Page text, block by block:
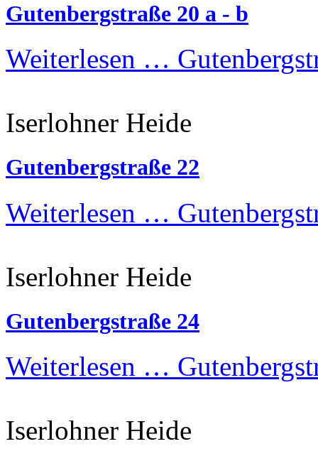
Gutenbergstraße 20 a - b
Weiterlesen …
Iserlohner Heide
Gutenbergstraße 22
Weiterlesen …
Iserlohner Heide
Gutenbergstraße 24
Weiterlesen …
Iserlohner Heide